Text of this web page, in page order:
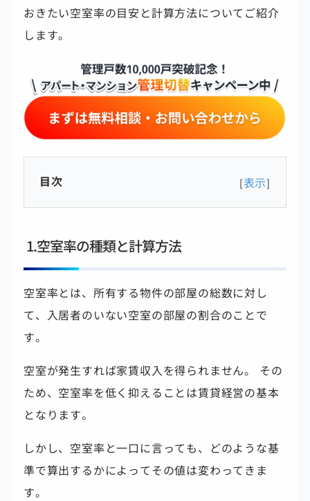
おきたい空室率の目安と計算方法についてご紹介
します。
目次 [表示]
1.空室率の種類と計算方法
空室率とは、所有する物件の部屋の総数に対し
て、入居者のいない空室の部屋の割合のことで
す。
空室が発生すれば家賃収入を得られません。 その
ため、空室率を低く抑えることは賃貸経営の基本
となります。
しかし、空室率と一口に言っても、どのような基
準で算出するかによってその値は変わってきま
す。